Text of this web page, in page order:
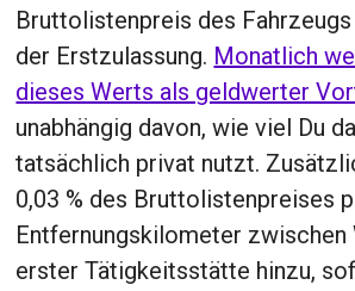
Bruttolistenpreis des
der Erstzulassung. Monatlich
dieses Werts als geldwerter
unabhängig davon, wie viel Du
tatsächlich privat nutzt.
0,03 % des Bruttolistenpreises
Entfernungskilometer zwischen
erster Tätigkeitsstätte hinzu,